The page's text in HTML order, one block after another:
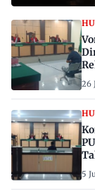
26
5